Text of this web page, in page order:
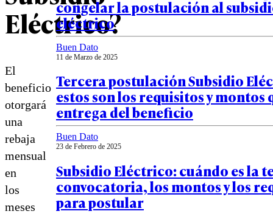
Eléctrico?
El
beneficio
otorgará
una
rebaja
mensual
en
los
meses
congelar la postulación al
eléctrico
Buen Dato
11 de Marzo de 2025
Tercera postulación Subsidio
estos son los requisitos y montos
entrega del beneficio
Buen Dato
23 de Febrero de 2025
Subsidio Eléctrico: cuándo es la
convocatoria, los montos y los
para postular